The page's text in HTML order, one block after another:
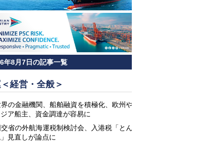
年8月7日の記事一覧
経営・全般＞
の金融機関、船舶融資を積極化、欧州や
ア船主、資金調達が容易に
省の外航海運税制検討会、入港税「とん
見直しが論点に